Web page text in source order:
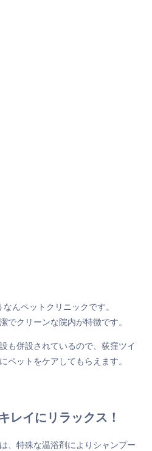
んペットクリニックです。
でクリーンな院内が特徴です。
も併設されているので、荻窪ツイ
ペットをケアしてもらえます。
レイにリラックス！
、特殊な温浴剤によりシャンプー